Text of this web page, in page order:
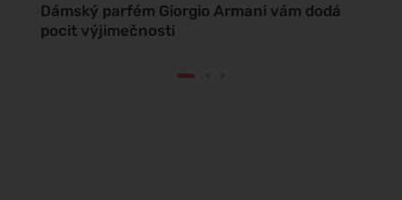
Dámský parfém Giorgio Armani vám dodá
pocit výjimečnosti